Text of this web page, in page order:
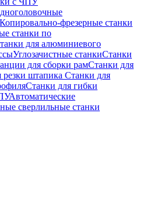
Копировально-фрезерные станки
станки по
для алюминиевого
Углозачистные станкиСтанки
для сборки рамСтанки для
резки штапика Станки для
Станки для гибки
Автоматические
сверлильные станки